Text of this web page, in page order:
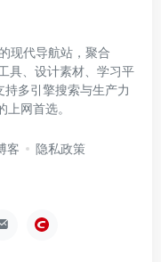
现代导航站，聚合
具、设计素材、学习平
多引擎搜索与生产力
网首选。
客 隐私政策